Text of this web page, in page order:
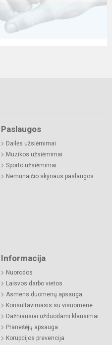
Paslaugos
Dailės užsiėmimai
Muzikos užsiėmimai
Sporto užsiėmimai
Nemunaičio skyriaus paslaugos
Informacija
Nuorodos
Laisvos darbo vietos
Asmens duomenų apsauga
Konsultavimasis su visuomene
Dažniausiai užduodami klausimai
Pranešėjų apsauga
Korupcijos prevencija